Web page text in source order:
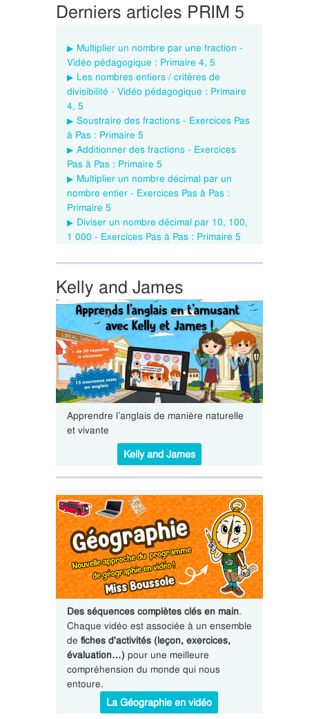
Derniers articles PRIM 5
Multiplier un nombre par une fraction -
Vidéo pédagogique : Primaire 4, 5
Les nombres entiers / critères de
divisibilité - Vidéo pédagogique : Primaire
4, 5
Soustraire des fractions - Exercices Pas
à Pas : Primaire 5
Additionner des fractions - Exercices
Pas à Pas : Primaire 5
Multiplier un nombre décimal par un
nombre entier - Exercices Pas à Pas :
Primaire 5
Diviser un nombre décimal par 10, 100,
1 000 - Exercices Pas à Pas : Primaire 5
Kelly and James
Apprendre l’anglais de manière naturelle
et vivante
Kelly and James
Des séquences complètes clés en main.
Chaque vidéo est associée à un ensemble
de fiches d'activités (leçon, exercices,
évaluation…) pour une meilleure
compréhension du monde qui nous
entoure.
La Géographie en vidéo